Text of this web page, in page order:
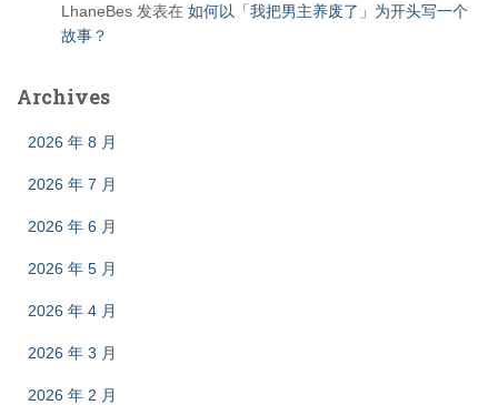
LhaneBes 发表在 如何以「我把男主养废了」为开头写一个
故事？
Archives
2026 年 8 月
2026 年 7 月
2026 年 6 月
2026 年 5 月
2026 年 4 月
2026 年 3 月
2026 年 2 月